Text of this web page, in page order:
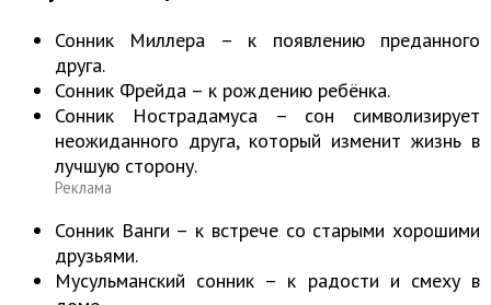
Сонник Миллера – к появлению преданного
друга.
Сонник Фрейда – к рождению ребёнка.
Сонник Нострадамуса – сон символизирует
неожиданного друга, который изменит жизнь в
лучшую сторону.
Реклама
Сонник Ванги – к встрече со старыми хорошими
друзьями.
Мусульманский сонник – к радости и смеху в